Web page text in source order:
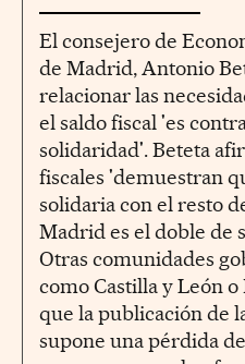
El consejero de
de Madrid, Antonio
relacionar las
el saldo fiscal 'es
solidaridad'. Beteta
fiscales 'demuestran
solidaria con el resto
Madrid es el doble de
Otras comunidades
como Castilla y León
que la publicación de
supone una pérdida